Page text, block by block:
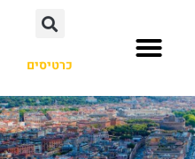
כרטיסים